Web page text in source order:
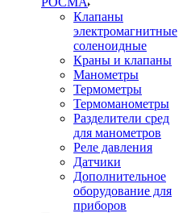
Клапаны
электромагнитные
соленоидные
Краны и клапаны
Манометры
Термометры
Термоманометры
Разделители сред
для манометров
Реле давления
Датчики
Дополнительное
оборудование для
приборов